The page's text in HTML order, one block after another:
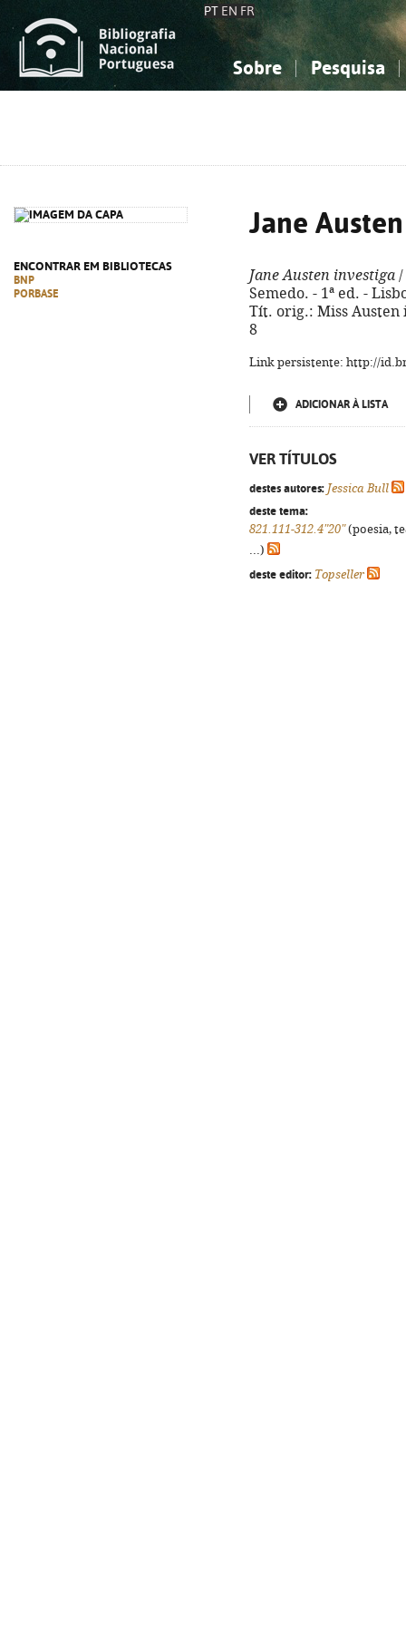
PT EN FR
Sobre Pesquisa
ENCONTRAR EM BIBLIOTECAS
BNP
PORBASE
Jane
Jane Austen investiga /
Semedo. - 1ª ed. -
Tít. orig.: Miss Austen
8
Link persistente: http://
ADICIONAR À LISTA
VER TÍTULOS
destes autores: Jessica Bull
deste tema:
821.111-312.4"20"(poesia,
...)
deste editor: Topseller